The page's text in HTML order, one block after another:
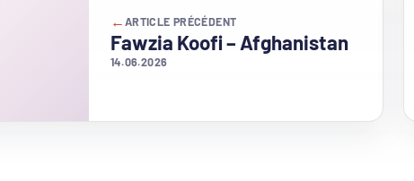
← ARTICLE PRÉCÉDENT
Fawzia Koofi – Afghanistan
14.06.2026